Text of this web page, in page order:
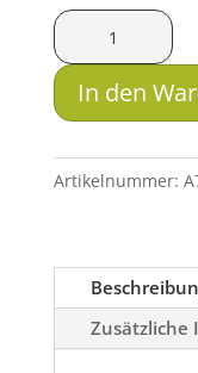
HMS
Schwenkmontage
zweiteilig
mit
für
Basic
Menge
In den
Artikelnummer:
Zusätzliche